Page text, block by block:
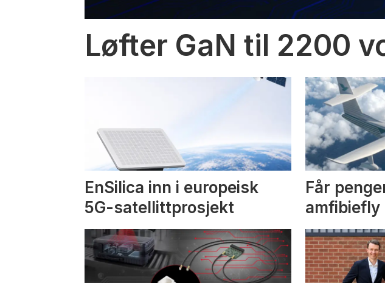
Løfter GaN til 2200
EnSilica inn i europeisk
5G-satellittprosjekt
Får
amfibiefly